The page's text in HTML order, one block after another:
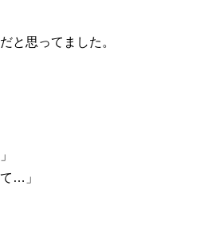
と思ってました。
…」